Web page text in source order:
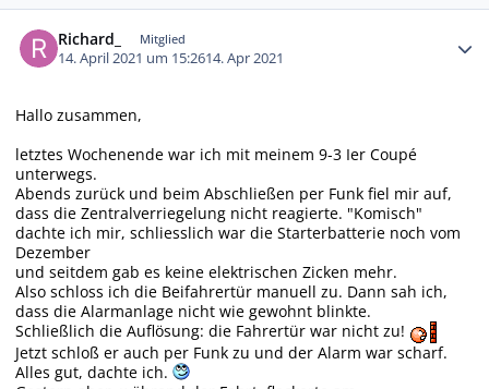
Richard_ Mitglied
14. April 2021 um 15:2614. Apr 2021
Hallo zusammen,
letztes Wochenende war ich mit meinem 9-3 Ier Coupé
unterwegs.
Abends zurück und beim Abschließen per Funk fiel mir auf,
dass die Zentralverriegelung nicht reagierte. "Komisch"
dachte ich mir, schliesslich war die Starterbatterie noch vom
Dezember
und seitdem gab es keine elektrischen Zicken mehr.
Also schloss ich die Beifahrertür manuell zu. Dann sah ich,
dass die Alarmanlage nicht wie gewohnt blinkte.
Schließlich die Auflösung: die Fahrertür war nicht zu!
Jetzt schloß er auch per Funk zu und der Alarm war scharf.
Alles gut, dachte ich.